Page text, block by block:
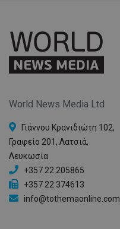
World News Media Ltd
Γιάννου Κρανιδιώτη 102,
Γραφείο 201, Λατσιά,
Λευκωσία
+357 22 205865
+357 22 374613
info@tothemaonline.com